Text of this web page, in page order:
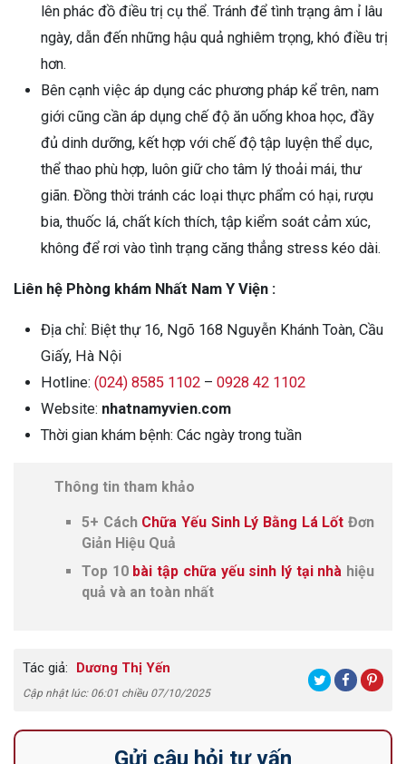
lên phác đồ điều trị cụ thể. Tránh để tình trạng âm ỉ lâu
ngày, dẫn đến những hậu quả nghiêm trọng, khó điều trị
hơn.
Bên cạnh việc áp dụng các phương pháp kể trên, nam
giới cũng cần áp dụng chế độ ăn uống khoa học, đầy
đủ dinh dưỡng, kết hợp với chế độ tập luyện thể dục,
thể thao phù hợp, luôn giữ cho tâm lý thoải mái, thư
giãn. Đồng thời tránh các loại thực phẩm có hại, rượu
bia, thuốc lá, chất kích thích, tập kiểm soát cảm xúc,
không để rơi vào tình trạng căng thẳng stress kéo dài.
Liên hệ Phòng khám Nhất Nam Y Viện :
Địa chỉ: Biệt thự 16, Ngõ 168 Nguyễn Khánh Toàn, Cầu
Giấy, Hà Nội
Hotline: (024) 8585 1102 – 0928 42 1102
Website: nhatnamyvien.com
Thời gian khám bệnh: Các ngày trong tuần
Thông tin tham khảo
5+ Cách Chữa Yếu Sinh Lý Bằng Lá Lốt Đơn
Giản Hiệu Quả
Top 10 bài tập chữa yếu sinh lý tại nhà hiệu
quả và an toàn nhất
Tác giả: Dương Thị Yến
Cập nhật lúc: 06:01 chiều 07/10/2025
Gửi câu hỏi tư vấn